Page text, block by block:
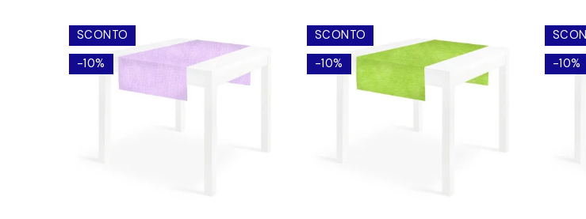
SCONTO
-10%
SCONTO
-10%
-10%